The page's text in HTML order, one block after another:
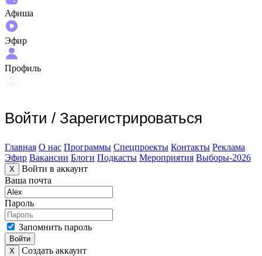
Афиша
Эфир
Профиль
Войти / Зарегистрироваться
Главная О нас Программы Спецпроекты Контакты Реклама
Эфир Вакансии Блоги Подкасты Мероприятия Выборы-2026
X
Войти в аккаунт
Ваша почта
Пароль
Запомнить пароль
Войти
X
Создать аккаунт